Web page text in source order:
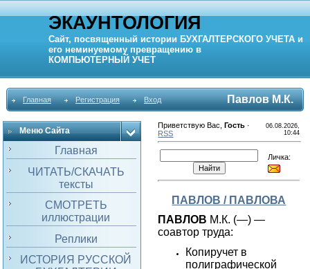
ЭКАУНТОЛОГИЯ
Сайт, посвященный истории БУХГАЛТЕРСКОГО УЧЕТА и
его неминуемому превращению в
КОМПЬЮТЕРНЫЙ УЧЕТ
Главная Регистрация Вход Павлов М.К.
Меню Сайта
Главная
ЧИТАТЬ/СКАЧАТЬ
тексты
СМОТРЕТЬ
иллюстрации
Реплики
ИСТОРИЯ РУССКОЙ
Приветствую Вас ,Гость ·
RSS
06.08.2026,
10:44
Личка:
ПАВЛОВ / ПАВЛОВА
ПАВЛОВ М.К. (—) —
соавтор труда:
Копиручет в
полиграфической